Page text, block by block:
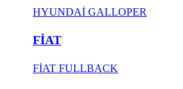
HYUNDAİ GALLOPER
FİAT
FİAT FULLBACK